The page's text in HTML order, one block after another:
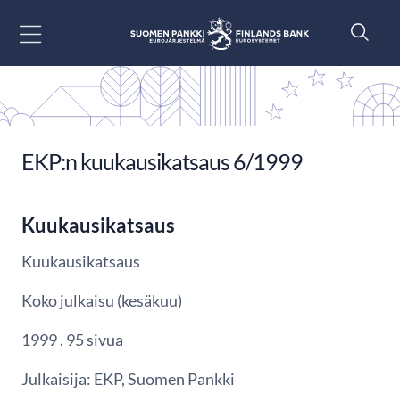
EKP:n kuukausikatsaus 6/1999
Kuukausikatsaus
Kuukausikatsaus
Koko julkaisu (kesäkuu)
1999 . 95 sivua
Julkaisija: EKP, Suomen Pankki